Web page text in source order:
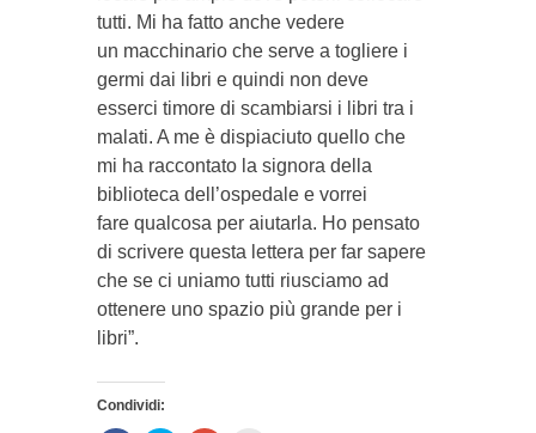
tutti. Mi ha fatto anche vedere
un macchinario che serve a togliere i
germi dai libri e quindi non deve
esserci timore di scambiarsi i libri tra i
malati. A me è dispiaciuto quello che
mi ha raccontato la signora della
biblioteca dell’ospedale e vorrei
fare qualcosa per aiutarla. Ho pensato
di scrivere questa lettera per far sapere
che se ci uniamo tutti riusciamo ad
ottenere uno spazio più grande per i
libri”.
Condividi: